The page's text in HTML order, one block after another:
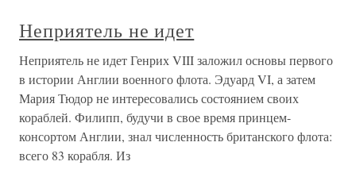
Неприятель не идет
Неприятель не идет Генрих VIII заложил основы первого
в истории Англии военного флота. Эдуард VI, а затем
Мария Тюдор не интересовались состоянием своих
кораблей. Филипп, будучи в свое время принцем-
консортом Англии, знал численность британского флота:
всего 83 корабля. Из